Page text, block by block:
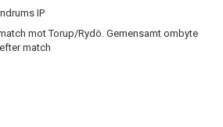
IP
mot Torup/Rydö. Gemensamt ombyte
match